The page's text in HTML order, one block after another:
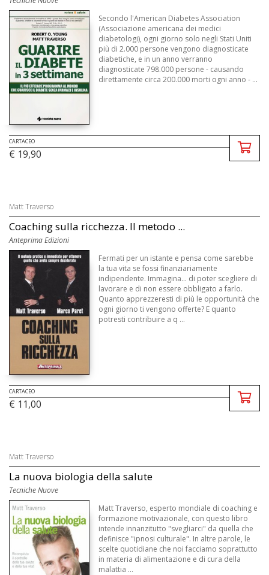
Secondo l'American Diabetes Association
(Associazione americana dei medici
diabetologi), ogni giorno solo negli Stati Uniti
più di 2.000 persone vengono diagnosticate
diabetiche, e in un anno verranno
diagnosticate 798.000 persone - causando
direttamente circa 200.000 morti ogni anno - ...
CARTACEO
€ 19,90
Matt Traverso
Coaching sulla ricchezza. Il metodo ...
Anteprima Edizioni
Fermati per un istante e pensa come sarebbe
la tua vita se fossi finanziariamente
indipendente. Immagina... di poter scegliere di
lavorare e di non essere obbligato a farlo.
Quanto apprezzeresti di più le opportunità che
ogni giorno ti vengono offerte? E quanto
potresti contribuire a q ...
CARTACEO
€ 11,00
Matt Traverso
La nuova biologia della salute
Tecniche Nuove
Matt Traverso, esperto mondiale di coaching e
formazione motivazionale, con questo libro
intende innanzitutto "svegliarci" da quella che
definisce "ipnosi culturale". In altre parole, le
scelte quotidiane che noi facciamo soprattutto
in materia di alimentazione e di cura della
malattia ...